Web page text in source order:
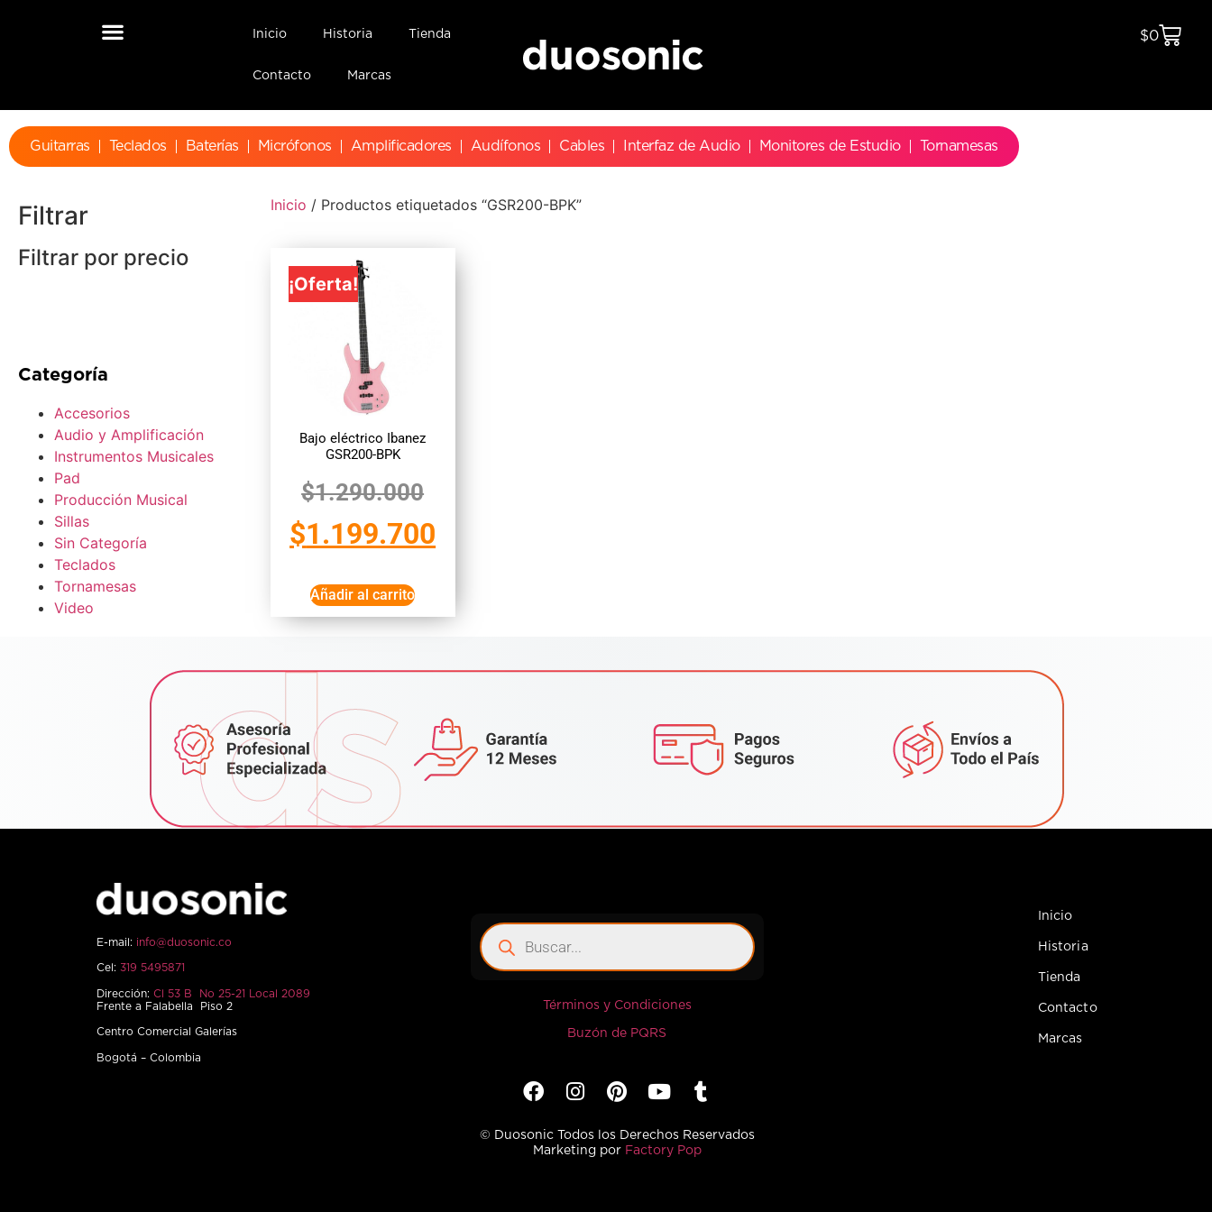
Inicio Historia Tienda
Contacto Marcas
$0
Guitarras Teclados Baterías Micrófonos Amplificadores Audífonos Cables Interfaz de Audio Monitores de Estudio Tornamesas
Filtrar
Filtrar por precio
Categoría
Accesorios
Audio y Amplificación
Instrumentos Musicales
Pad
Producción Musical
Sillas
Sin Categoría
Teclados
Tornamesas
Video
Inicio / Productos etiquetados “GSR200-BPK”
¡Oferta!
Bajo eléctrico Ibanez
GSR200-BPK
$1.290.000
$1.199.700
Añadir al carrito
E-mail: info@duosonic.co
Cel: 319 5495871
Dirección: Cl 53 B No 25-21 Local 2089
Frente a Falabella Piso 2
Centro Comercial Galerías
Bogotá – Colombia
Términos y Condiciones
Buzón de PQRS
© Duosonic Todos los Derechos Reservados
Marketing por Factory Pop
Inicio
Historia
Tienda
Contacto
Marcas